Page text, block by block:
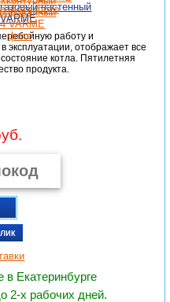
настенный
работу и
эксплуатации, отображает все
котла. Пятилетняя
продукта.
в Екатеринбурге
2-х рабочих дней.